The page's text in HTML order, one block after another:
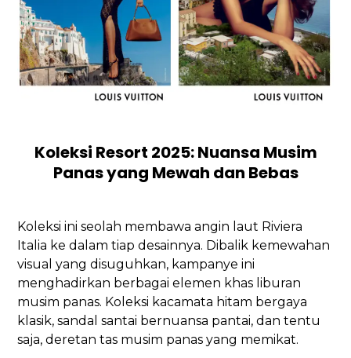
Koleksi Resort 2025: Nuansa Musim
Panas yang Mewah dan Bebas
Koleksi ini seolah membawa angin laut Riviera
Italia ke dalam tiap desainnya. Dibalik kemewahan
visual yang disuguhkan, kampanye ini
menghadirkan berbagai elemen khas liburan
musim panas. Koleksi kacamata hitam bergaya
klasik, sandal santai bernuansa pantai, dan tentu
saja, deretan tas musim panas yang memikat.